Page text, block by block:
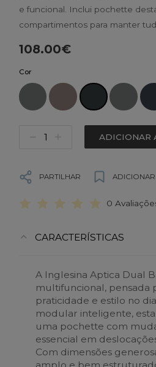
e funcional. Inclui pochette
compartimentos para manter
108.00€
Cor
ADICIONAR
PARTILHAR
0
CARACTERÍSTICAS
A Inglesina Aptica Dual
multifuncional, pensada
praticidade e estilo no
modular inteligente,
uma pochette com
essencial em
Com dimensões